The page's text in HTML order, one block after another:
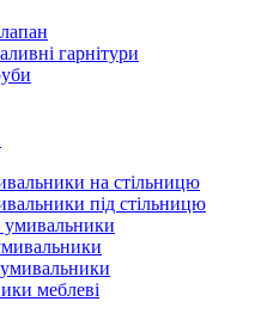
гарнітури
на стільницю
під стільницю
умивальники
меблеві